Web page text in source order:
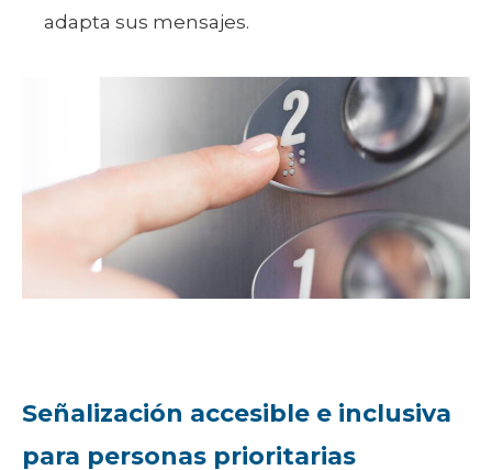
adapta sus mensajes.
Señalización accesible e inclusiva
para personas prioritarias